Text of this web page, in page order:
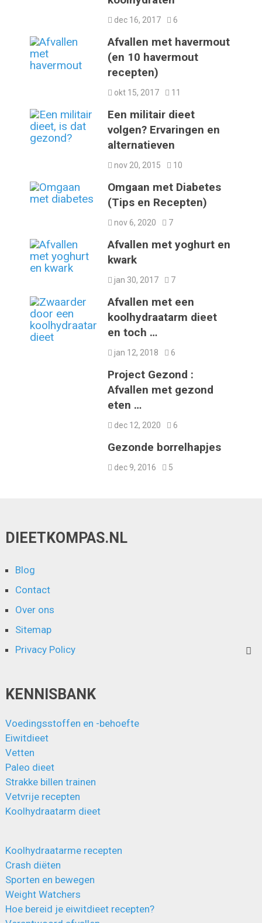
dec 16, 2017 6
Afvallen met havermout
(en 10 havermout
recepten)
okt 15, 2017 11
Een militair dieet
volgen? Ervaringen en
alternatieven
nov 20, 2015 10
Omgaan met Diabetes
(Tips en Recepten)
nov 6, 2020 7
Afvallen met yoghurt en
kwark
jan 30, 2017 7
Afvallen met een
koolhydraatarm dieet
en toch …
jan 12, 2018 6
Project Gezond :
Afvallen met gezond
eten …
dec 12, 2020 6
Gezonde borrelhapjes
dec 9, 2016 5
DIEETKOMPAS.NL
Blog
Contact
Over ons
Sitemap
Privacy Policy
KENNISBANK
Voedingsstoffen en -behoefte
Eiwitdieet
Vetten
Paleo dieet
Strakke billen trainen
Vetvrije recepten
Koolhydraatarm dieet
Koolhydraatarme recepten
Crash diëten
Sporten en bewegen
Weight Watchers
Hoe bereid je eiwitdieet recepten?